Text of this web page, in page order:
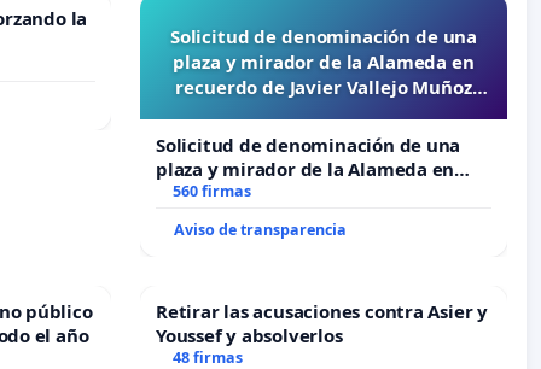
la
Solicitud de denominación de una
plaza y mirador de la Alameda en
recuerdo de Javier Vallejo Muñoz
Solicitud de denominación de una
plaza y mirador de la Alameda en
recuerdo de Javier Vallejo Muñoz
560 firmas
Aviso de transparencia
público
el año
Retirar las acusaciones contra Asier y
Youssef y absolverlos
48 firmas